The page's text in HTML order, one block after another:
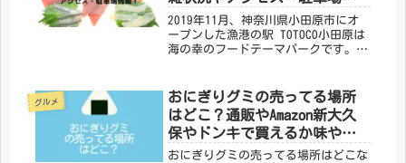
報！
2019年11月、神奈川県小田原市にオ
ープンした漁港の駅 TOTOCO小田原は
海の幸のフードテーマパークです。漁
が食べ放題の「おさしみ天国・⼩⽥原
海鮮ゴーゴー」があり...
グルメ
おにぎりグミの売ってる場所
はどこ？通販やAmazon新大久
保やドンキで買えるか味や値
段も調査！
おにぎりグミの売ってる場所はどこな